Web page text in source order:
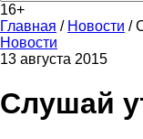
16+
Главная / Новости /
Новости
13 августа 2015
Слушай